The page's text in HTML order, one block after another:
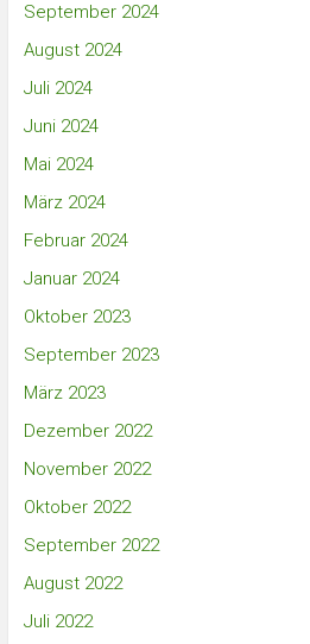
September 2024
August 2024
Juli 2024
Juni 2024
Mai 2024
März 2024
Februar 2024
Januar 2024
Oktober 2023
September 2023
März 2023
Dezember 2022
November 2022
Oktober 2022
September 2022
August 2022
Juli 2022